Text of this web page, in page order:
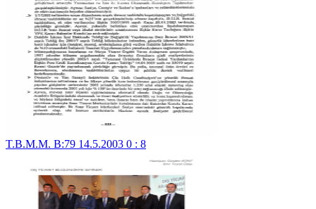
T.B.M.M. B:79 14.5.2003 0 : 8